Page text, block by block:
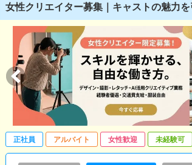
女性クリエイター募集｜キャストの魅力
正社員 アルバイト 女性歓迎 未経験可